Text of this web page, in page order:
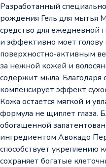
Разработанный
рождения Гель для мытья
средство для ежедневной
и эффективно моет голову
поверхностно-активным
за нежной кожей и
содержит мыла.
компенсирует эффект
Кожа остается мягкой и
формула не щиплет глаза.
обогащенной
ингредиентом Авокадо
способствует укреплению
сохраняет богатые